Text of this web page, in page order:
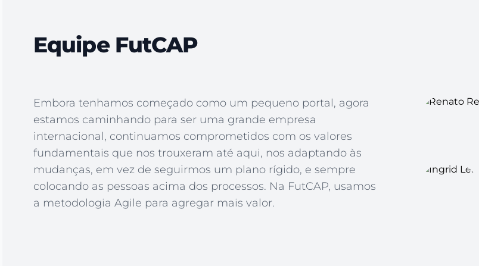
Equipe FutCAP
Embora tenhamos começado como um pequeno portal, agora
estamos caminhando para ser uma grande empresa
internacional, continuamos comprometidos com os valores
fundamentais que nos trouxeram até aqui, nos adaptando às
mudanças, em vez de seguirmos um plano rígido, e sempre
colocando as pessoas acima dos processos. Na FutCAP, usamos
a metodologia Agile para agregar mais valor.